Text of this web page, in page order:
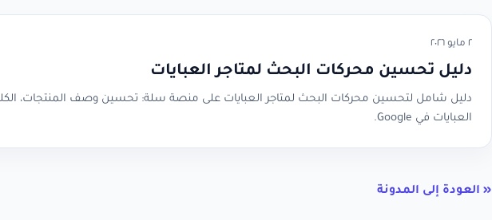
٢ مايو ٢٠٢٦
دليل تحسين محركات البحث لمتاجر العبايات
العبايات في Google.
« العودة إلى المدونة